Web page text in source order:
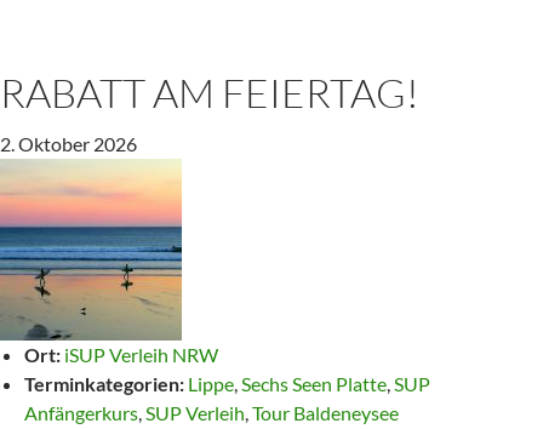
RABATT AM FEIERTAG!
2. Oktober 2026
Ort: iSUP Verleih NRW
Terminkategorien: Lippe,Sechs Seen Platte,SUP
Anfängerkurs,SUP Verleih,Tour Baldeneysee